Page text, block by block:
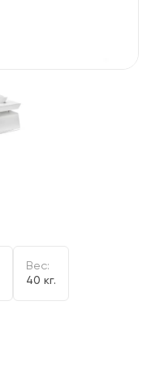
Вес:
40 кг.